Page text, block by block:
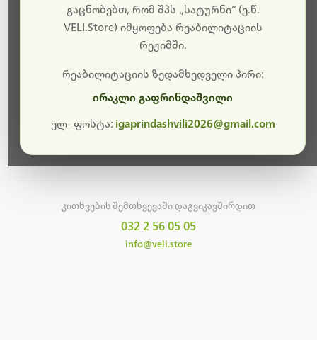
მიმდინარეობს საიტის განახლება და ტექნიკური
სამუშაოები.
მალე ისევ ხელმისაწვდომი იქნება. გმადლობთ
კითხვების შემთხვევაში დაგვიკავშირდით
032 2 56 05 05
info@veli.store
გაცნობებთ, რომ შპს „სატურნი“ (ე.წ.
VELI.Store) იმყოფება რეაბილიტაციის
რეჟიმში.
რეაბილიტაციის ზედამხედველი პირი:
ირაკლი გაფრინდაშვილი
ელ- ფოსტა: igaprindashvili2026@gmail.com